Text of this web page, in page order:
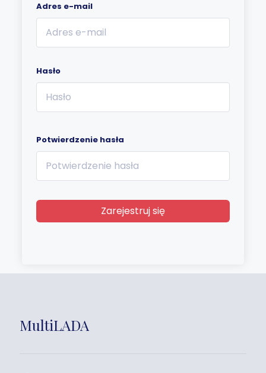
Adres e-mail
Hasło
Potwierdzenie hasła
Zarejestruj się
MultiLADA